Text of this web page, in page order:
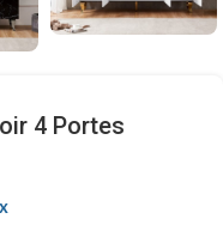
4 Portes